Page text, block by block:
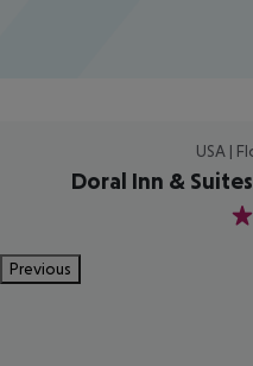
USA |
Doral Inn &
3
Previous